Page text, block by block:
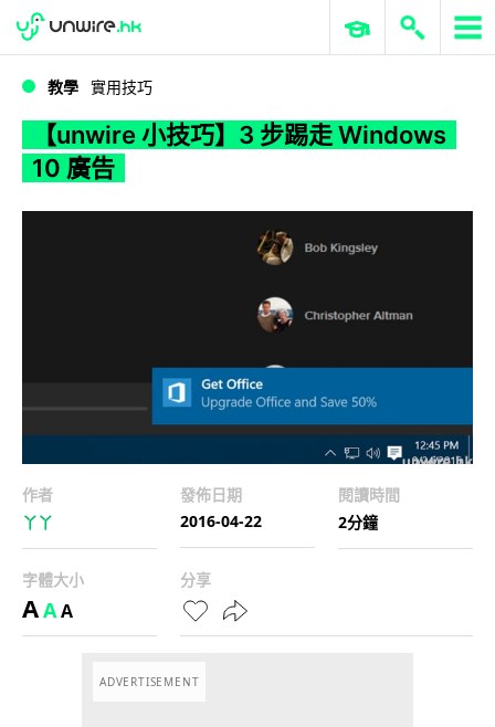
WWDC 2026 ERP 與商業 AI
教學 實用技巧
【unwire 小技巧】3 步踢走 Windows
10 廣告
作者
丫丫
發佈日期
2016-04-22
閱讀時間
2分鐘
字體大小
AAA
分享
ADVERTISEMENT